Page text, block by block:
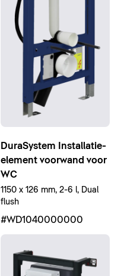
DuraSystem Installatie-
element voorwand voor
WC
1150 x 126 mm, 2-6 l, Dual
flush
#WD1040000000